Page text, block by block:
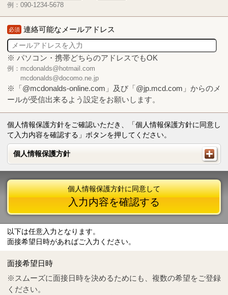
例：090-1234-5678
必須 連絡可能なメールアドレス
※ パソコン・携帯どちらのアドレスでもOK
例：mcdonalds@hotmail.com
mcdonalds@docomo.ne.jp
※「@mcdonalds-online.com」及び「@jp.mcd.com」からのメ
ールが受信出来るよう設定をお願いします。
個人情報保護方針をご確認いただき、「個人情報保護方針に同意し
て入力内容を確認する」ボタンを押してください。
個人情報保護方針
個人情報保護方針
Tel
0570-55-0314
個人情報保護方針に同意して
入力内容を確認する
以下は任意入力となります。
面接希望日時があればご入力ください。
面接希望日時
※スムーズに面接日時を決めるためにも、複数の希望をご登録
ください。